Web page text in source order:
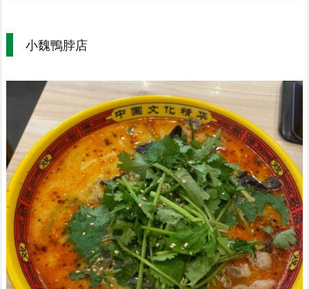
小魏鴨脖店